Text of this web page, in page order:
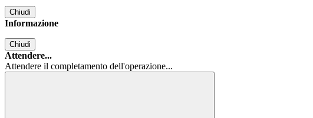
Chiudi
Informazione
Chiudi
Attendere...
Attendere il completamento dell'operazione...